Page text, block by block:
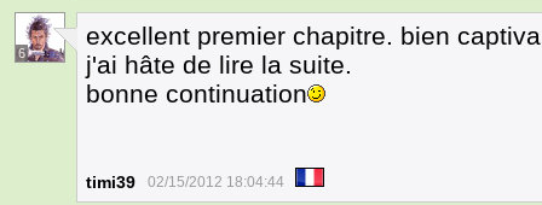
6
excellent premier chapitre. bien
j'ai hâte de lire la suite.
bonne continuation
timi39 02/15/2012 18:04:44